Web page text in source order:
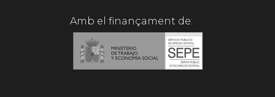
Amb el finançament de: